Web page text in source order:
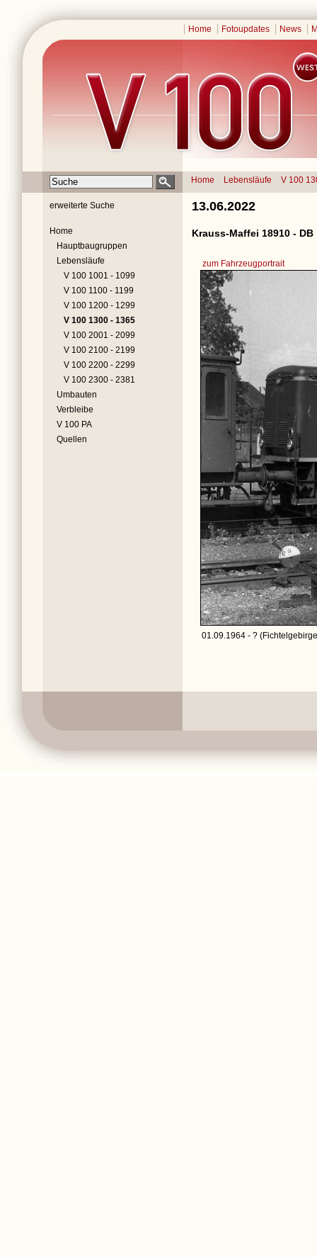
Home Fotoupdates News
Home Lebensläufe V 100
erweiterte Suche
Home
Hauptbaugruppen
Lebensläufe
V 100 1001 - 1099
V 100 1100 - 1199
V 100 1200 - 1299
V 100 1300 - 1365
V 100 2001 - 2099
V 100 2100 - 2199
V 100 2200 - 2299
V 100 2300 - 2381
Umbauten
Verbleibe
V 100 PA
Quellen
13.06.2022
Krauss-Maffei 18910 - DB
zum Fahrzeugportrait
01.09.1964 - ?